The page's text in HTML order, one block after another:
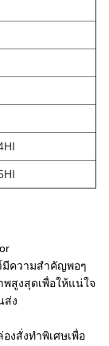
มีความสำคัญพอๆ
สูงสุดเพื่อให้แน่ใจ
ส่ง
งสั่งทำพิเศษเพื่อ